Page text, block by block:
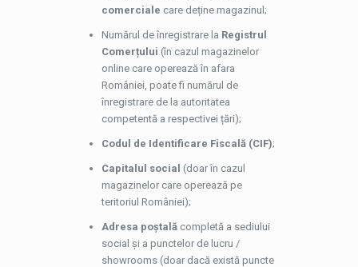
comerciale care deține magazinul;
Numărul de înregistrare la Registrul
Comerțului (în cazul magazinelor
online care operează în afara
României, poate fi numărul de
înregistrare de la autoritatea
competentă a respectivei țări);
Codul de Identificare Fiscală (CIF);
Capitalul social (doar în cazul
magazinelor care operează pe
teritoriul României);
Adresa poștalăcompletă a sediului
social și a punctelor de lucru /
showrooms (doar dacă există puncte